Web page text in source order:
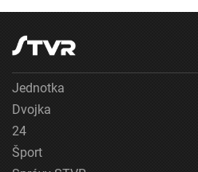
Jednotka
Dvojka
24
Šport